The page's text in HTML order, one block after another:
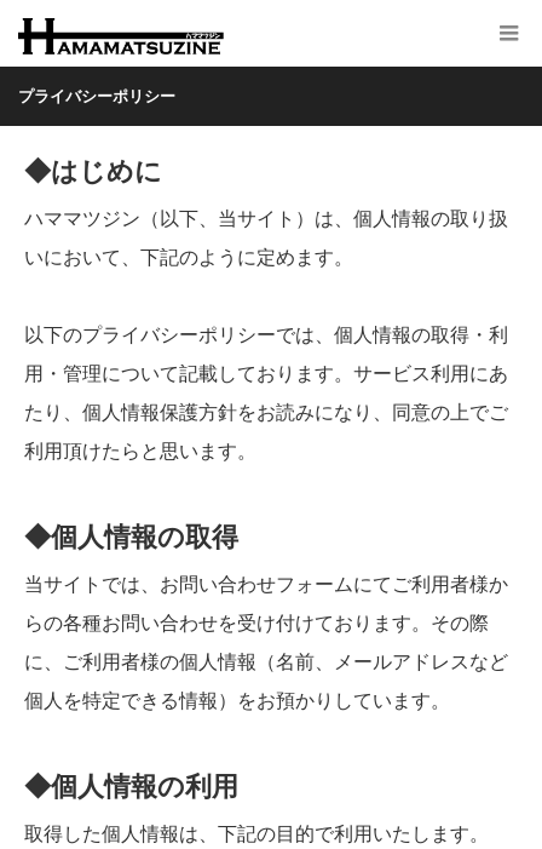
プライバシーポリシー
◆はじめに
ハママツジン（以下、当サイト）は、個人情報の取り扱
いにおいて、下記のように定めます。
以下のプライバシーポリシーでは、個人情報の取得・利
用・管理について記載しております。サービス利用にあ
たり、個人情報保護方針をお読みになり、同意の上でご
利用頂けたらと思います。
◆個人情報の取得
当サイトでは、お問い合わせフォームにてご利用者様か
らの各種お問い合わせを受け付けております。その際
に、ご利用者様の個人情報（名前、メールアドレスなど
個人を特定できる情報）をお預かりしています。
◆個人情報の利用
取得した個人情報は、下記の目的で利用いたします。